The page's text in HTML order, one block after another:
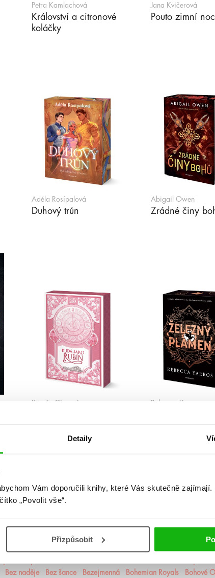
Detaily
Vám doporučili knihy, které Vás skutečně zajímají.
„Povolit vše“.
Přizpůsobit
Petra Kamlachová
Království a citronové
koláčky
Jana Kvičerová
Pouto zimní
Adéla Rosípalová
Duhový trůn
Abigail Owen
Zrádné činy
Kerstin Gierová Rebecca Yarros
Akademie snové analýzy
Bez naděje Bez šance Bezejmenná Bohemian Royals Bohové